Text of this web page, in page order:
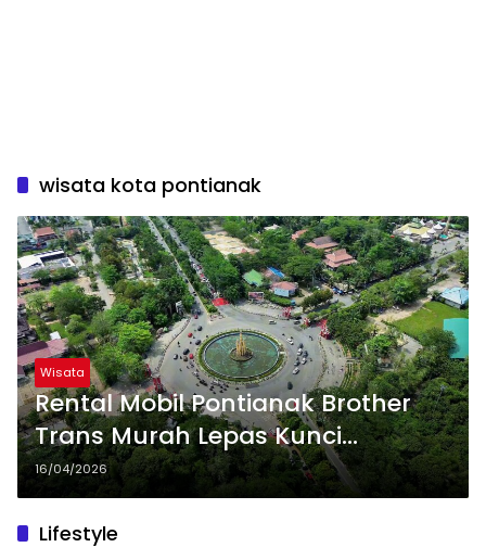
wisata kota pontianak
Wisata
Rental Mobil Pontianak Brother
Trans Murah Lepas Kunci
Terpercaya
16/04/2026
Lifestyle